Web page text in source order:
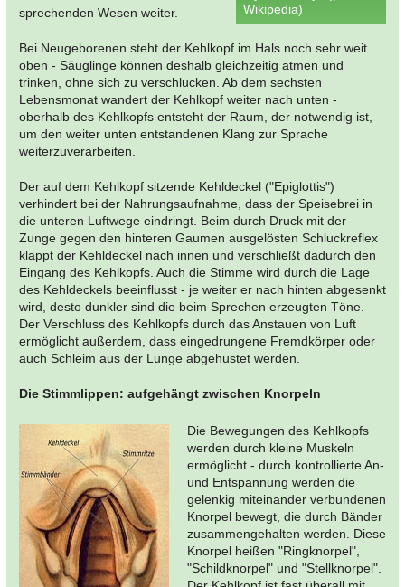
Wikipedia)
sprechenden Wesen weiter.
Bei Neugeborenen steht der Kehlkopf im Hals noch sehr weit
oben - Säuglinge können deshalb gleichzeitig atmen und
trinken, ohne sich zu verschlucken. Ab dem sechsten
Lebensmonat wandert der Kehlkopf weiter nach unten -
oberhalb des Kehlkopfs entsteht der Raum, der notwendig ist,
um den weiter unten entstandenen Klang zur Sprache
weiterzuverarbeiten.
Der auf dem Kehlkopf sitzende Kehldeckel ("Epiglottis")
verhindert bei der Nahrungsaufnahme, dass der Speisebrei in
die unteren Luftwege eindringt. Beim durch Druck mit der
Zunge gegen den hinteren Gaumen ausgelösten Schluckreflex
klappt der Kehldeckel nach innen und verschließt dadurch den
Eingang des Kehlkopfs. Auch die Stimme wird durch die Lage
des Kehldeckels beeinflusst - je weiter er nach hinten abgesenkt
wird, desto dunkler sind die beim Sprechen erzeugten Töne.
Der Verschluss des Kehlkopfs durch das Anstauen von Luft
ermöglicht außerdem, dass eingedrungene Fremdkörper oder
auch Schleim aus der Lunge abgehustet werden.
Die Stimmlippen: aufgehängt zwischen Knorpeln
Die Bewegungen des Kehlkopfs
werden durch kleine Muskeln
ermöglicht - durch kontrollierte An-
und Entspannung werden die
gelenkig miteinander verbundenen
Knorpel bewegt, die durch Bänder
zusammengehalten werden. Diese
Knorpel heißen "Ringknorpel",
"Schildknorpel" und "Stellknorpel".